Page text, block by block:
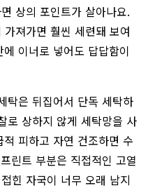
상의 포인트가 살아나요.
져가면 훨씬 세련돼 보여
이너로 넣어도 답답함이
탁은 뒤집어서 단독 세탁하
로 상하지 않게 세탁망을 사
피하고 자연 건조하면 수
린트 부분은 직접적인 고열
힌 자국이 너무 오래 남지